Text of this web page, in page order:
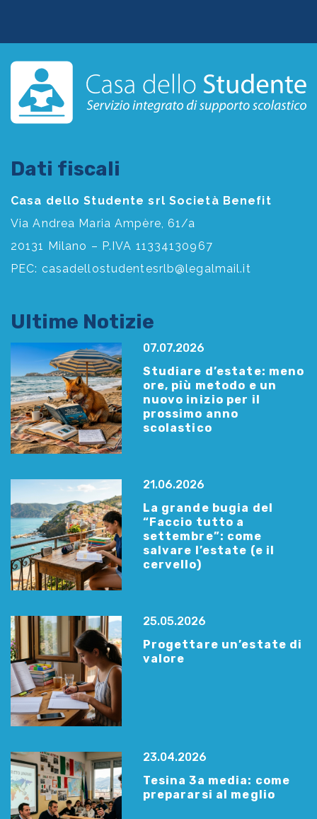
Dati fiscali
Casa dello Studente srl Società Benefit
Via Andrea Maria Ampère, 61/a
20131 Milano – P.IVA 11334130967
PEC: casadellostudentesrlb@legalmail.it
Ultime Notizie
07.07.2026
Studiare d’estate: meno
ore, più metodo e un
nuovo inizio per il
prossimo anno
scolastico
21.06.2026
La grande bugia del
“Faccio tutto a
settembre”: come
salvare l’estate (e il
cervello)
25.05.2026
Progettare un’estate di
valore
23.04.2026
Tesina 3a media: come
prepararsi al meglio